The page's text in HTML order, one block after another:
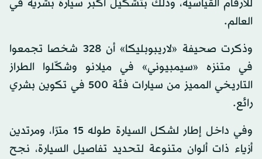
للأرقام القياسية، وذلك بتشكيل أكبر سيارة بشرية في
العالم.
وذكرت صحيفة «لاريبوبليكا» أن 328 شخصا تجمعوا
في متنزه «سيمبيوني» في ميلانو وشكّلوا الطراز
التاريخي المميز من سيارات فئة 500 في تكوين بشري
رائع.
وفي داخل إطار لشكل السيارة طوله 15 مترًا، ومرتدين
أزياء ذات ألوان متنوعة لتحديد تفاصيل السيارة، نجح